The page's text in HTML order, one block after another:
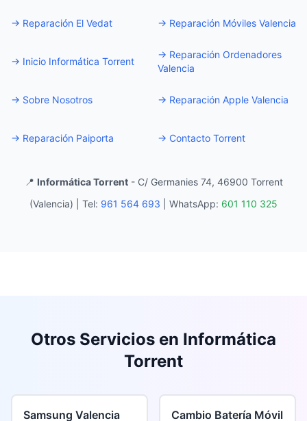
→ Reparación El Vedat → Reparación Móviles Valencia
→ Inicio Informática Torrent
→ Reparación Ordenadores
Valencia
→ Sobre Nosotros → Reparación Apple Valencia
→ Reparación Paiporta → Contacto Torrent
📍 Informática Torrent- C/ Germanies 74, 46900 Torrent
(Valencia) |
Tel: 961 564 693 WhatsApp: 601 110 325
Otros Servicios en Informática
Torrent
Samsung Valencia Cambio Batería Móvil